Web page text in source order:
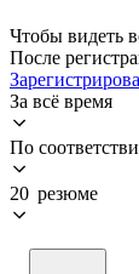
Чтобы видеть
После
За всё время
По
20 резюме